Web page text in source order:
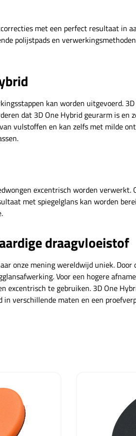
met een perfect resultaat in
polijstpads en
kan worden uitgevoerd.
dat 3D One Hybrid geurarm is en
vulstoffen en kan zelfs met milde
excentrisch worden verwerkt.
met spiegelglans kan worden
draagvloeistof
onze mening wereldwijd uniek.
Voor een hogere
excentrisch te gebruiken. 3D One
in verschillende maten en een